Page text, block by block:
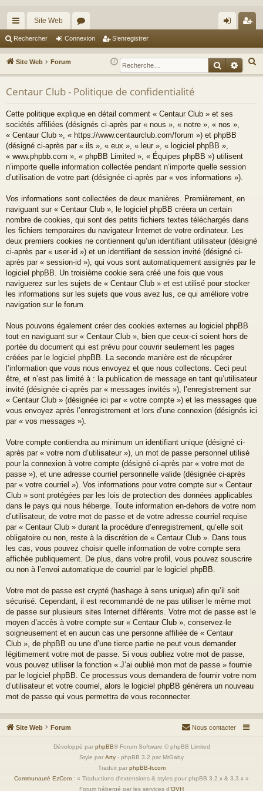
cc
ès
ra
pi
Site Web
or
u
m
s
ne
xi
nr
eg
Rechercher Connexion S’enregistrer
Site Web Forum
e
Centaur Club - Politique de confidentialité
Cette politique explique en détail comment « Centaur Club » et ses
sociétés affiliées (désignés ci-après par « nous », « notre », « nos »,
« Centaur Club », « https://www.centaurclub.com/forum ») et phpBB
(désigné ci-après par « ils », « eux », « leur », « logiciel phpBB »,
« www.phpbb.com », « phpBB Limited », « Équipes phpBB ») utilisent
n’importe quelle information collectée pendant n’importe quelle session
d’utilisation de votre part (désignée ci-après par « vos informations »).
Vos informations sont collectées de deux manières. Premièrement, en
naviguant sur « Centaur Club », le logiciel phpBB créera un certain
nombre de cookies, qui sont des petits fichiers textes téléchargés dans
les fichiers temporaires du navigateur Internet de votre ordinateur. Les
deux premiers cookies ne contiennent qu’un identifiant utilisateur (désigné
ci-après par « user-id ») et un identifiant de session invité (désigné ci-
après par « session-id »), qui vous sont automatiquement assignés par le
logiciel phpBB. Un troisième cookie sera créé une fois que vous
naviguerez sur les sujets de « Centaur Club » et est utilisé pour stocker
les informations sur les sujets que vous avez lus, ce qui améliore votre
navigation sur le forum.
Nous pouvons également créer des cookies externes au logiciel phpBB
tout en naviguant sur « Centaur Club », bien que ceux-ci soient hors de
portée du document qui est prévu pour couvrir seulement les pages
créées par le logiciel phpBB. La seconde manière est de récupérer
l’information que vous nous envoyez et que nous collectons. Ceci peut
être, et n’est pas limité à : la publication de message en tant qu’utilisateur
invité (désignée ci-après par « messages invités »), l’enregistrement sur
« Centaur Club » (désignée ici par « votre compte ») et les messages que
vous envoyez après l’enregistrement et lors d’une connexion (désignés ici
par « vos messages »).
Votre compte contiendra au minimum un identifiant unique (désigné ci-
après par « votre nom d’utilisateur »), un mot de passe personnel utilisé
pour la connexion à votre compte (désigné ci-après par « votre mot de
passe »), et une adresse courriel personnelle valide (désignée ci-après
par « votre courriel »). Vos informations pour votre compte sur « Centaur
Club » sont protégées par les lois de protection des données applicables
dans le pays qui nous héberge. Toute information en-dehors de votre nom
d’utilisateur, de votre mot de passe et de votre adresse courriel requise
par « Centaur Club » durant la procédure d’enregistrement, qu’elle soit
obligatoire ou non, reste à la discrétion de « Centaur Club ». Dans tous
les cas, vous pouvez choisir quelle information de votre compte sera
affichée publiquement. De plus, dans votre profil, vous pouvez souscrire
ou non à l’envoi automatique de courriel par le logiciel phpBB.
Votre mot de passe est crypté (hashage à sens unique) afin qu’il soit
sécurisé. Cependant, il est recommandé de ne pas utiliser le même mot
de passe sur plusieurs sites Internet différents. Votre mot de passe est le
moyen d’accès à votre compte sur « Centaur Club », conservez-le
soigneusement et en aucun cas une personne affiliée de « Centaur
Club », de phpBB ou une d’une tierce partie ne peut vous demander
légitimement votre mot de passe. Si vous oubliez votre mot de passe,
vous pouvez utiliser la fonction « J’ai oublié mon mot de passe » fournie
par le logiciel phpBB. Ce processus vous demandera de fournir votre nom
d’utilisateur et votre courriel, alors le logiciel phpBB générera un nouveau
mot de passe qui vous permettra de vous reconnecter.
Site Web Forum Nous contacter
Développé par phpBB® Forum Software © phpBB Limited
Style par Arty - phpBB 3.2 par MrGaby
Traduit par phpBB-fr.com
Communauté EzCom : « Traductions d'extensions & styles pour phpBB 3.2.x & 3.3.x »
Forum hébergé par les services d’OVH